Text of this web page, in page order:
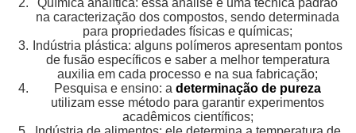
Química analítica: essa análise é uma técnica padrão
na caracterização dos compostos, sendo determinada
para propriedades físicas e químicas;
Indústria plástica: alguns polímeros apresentam pontos
de fusão específicos e saber a melhor temperatura
auxilia em cada processo e na sua fabricação;
Pesquisa e ensino: a determinação de pureza
utilizam esse método para garantir experimentos
acadêmicos científicos;